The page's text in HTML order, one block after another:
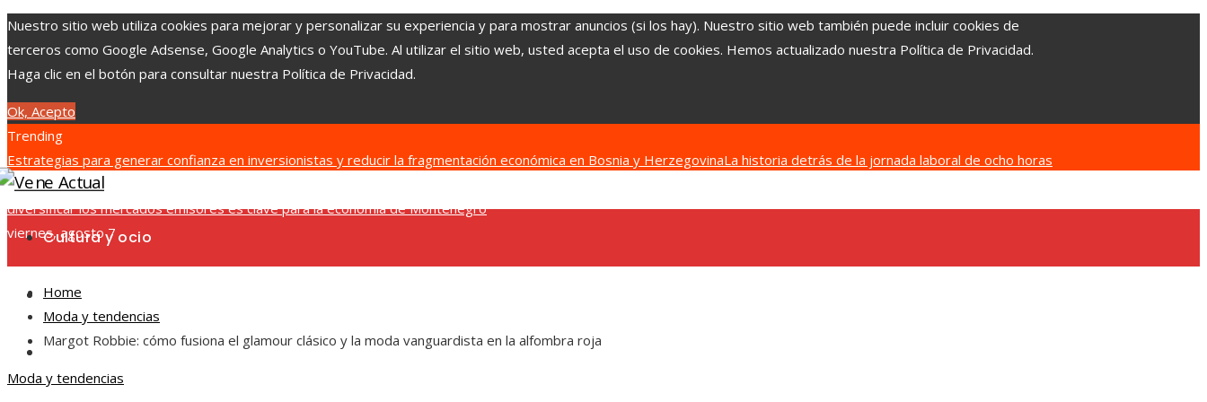
Nuestro sitio web utiliza cookies para mejorar y personalizar su experiencia y para mostrar anuncios (si los hay). Nuestro sitio web también puede incluir cookies de
terceros como Google Adsense, Google Analytics o YouTube. Al utilizar el sitio web, usted acepta el uso de cookies. Hemos actualizado nuestra Política de Privacidad.
Haga clic en el botón para consultar nuestra Política de Privacidad.
Ok, Acepto
Trending
Estrategias para generar confianza en inversionistas y reducir la fragmentación económica en Bosnia y HerzegovinaLa historia detrás de la jornada laboral de ocho horas
en empresas clave
diversificar los mercados emisores es clave para la economía de Montenegro
viernes, agosto 7
Cultura y ocio
Ciencia y tecnología
Responsabilidad social
Home
Moda y tendencias
Margot Robbie: cómo fusiona el glamour clásico y la moda vanguardista en la alfombra roja
Moda y tendencias